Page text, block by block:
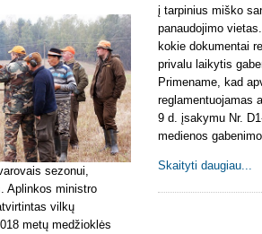
sezonui,
Aplinkos ministro
vilkų
metų medžioklės
į tarpinius miško
panaudojimo
kokie dokumentai
privalu laikytis
Primename, kad
reglamentuojamas
9 d. įsakymu Nr.
medienos
Skaityti daugiau...